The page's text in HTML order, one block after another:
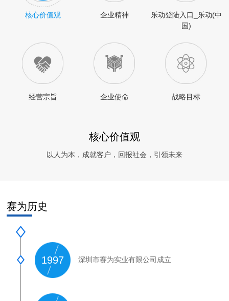
产权600余项，通过了ISO9001、ISO14001、
ISO45001、CMMI L3、知识产权管理等体系认
以源头技术创新，引领产业融合应用。赛为智能承
担了国家工信部技术改造升级专项、科技部火炬计
划、发改委机器人集聚基地计划等国家及省市
项重大项目。公司内部设有先进技术研究院、人工
定工作，参与制定轨道交通、智慧城市等20余项国
业，大阪大学、中科大、哈工大、北邮等国内外高
赛作为，为赛为有为；为富强，强中华更强。在人
入口_乐动(中国)的指引下，赛为智能将持续加强自
主创新力度，以新基建为发展契机，大力推进数字
经济与实体经济的融合应用，为社会智造价值，成
为一家对国家经济繁荣和社会进步作出重要贡献、
核心价值观 企业精神
乐动登陆入口_乐动(中
国)
经营宗旨 企业使命 战略目标
核心价值观
以人为本，成就客户，回报社会，引领未来
赛为历史
1997 深圳市赛为实业有限公司成立